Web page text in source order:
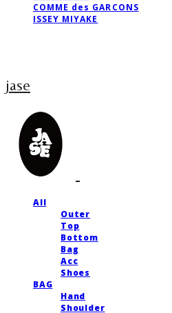
COMME des GARCONS
ISSEY MIYAKE
jase
All
Outer
Top
Bottom
Bag
Acc
Shoes
BAG
Hand
Shoulder